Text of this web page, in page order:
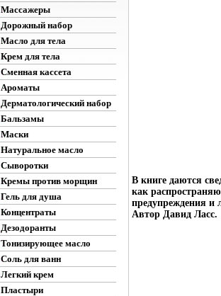
Массажеры
Дорожный набор
Масло для тела
Крем для тела
Сменная кассета
Ароматы
Дерматологический набор
Бальзамы
Маски
Натуральное масло
Сыворотки
Кремы против морщин
Гель для душа
Концентраты
Дезодоранты
Тонизирующее масло
Соль для ванн
Легкий крем
Пластыри
В книге даются
как
предупреждения и
Автор Давид Ласс.